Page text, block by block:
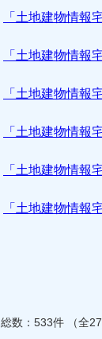
「土地建物情
「土地建物情
「土地建物情
「土地建物情
「土地建物情
「土地建物情
総数：533件 （全27